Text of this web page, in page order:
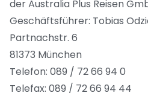
der Australia Plus Reisen
Geschäftsführer: Tobias
Partnachstr. 6
81373 München
Telefon: 089 / 72 66 94 0
Telefax: 089 / 72 66 94 44